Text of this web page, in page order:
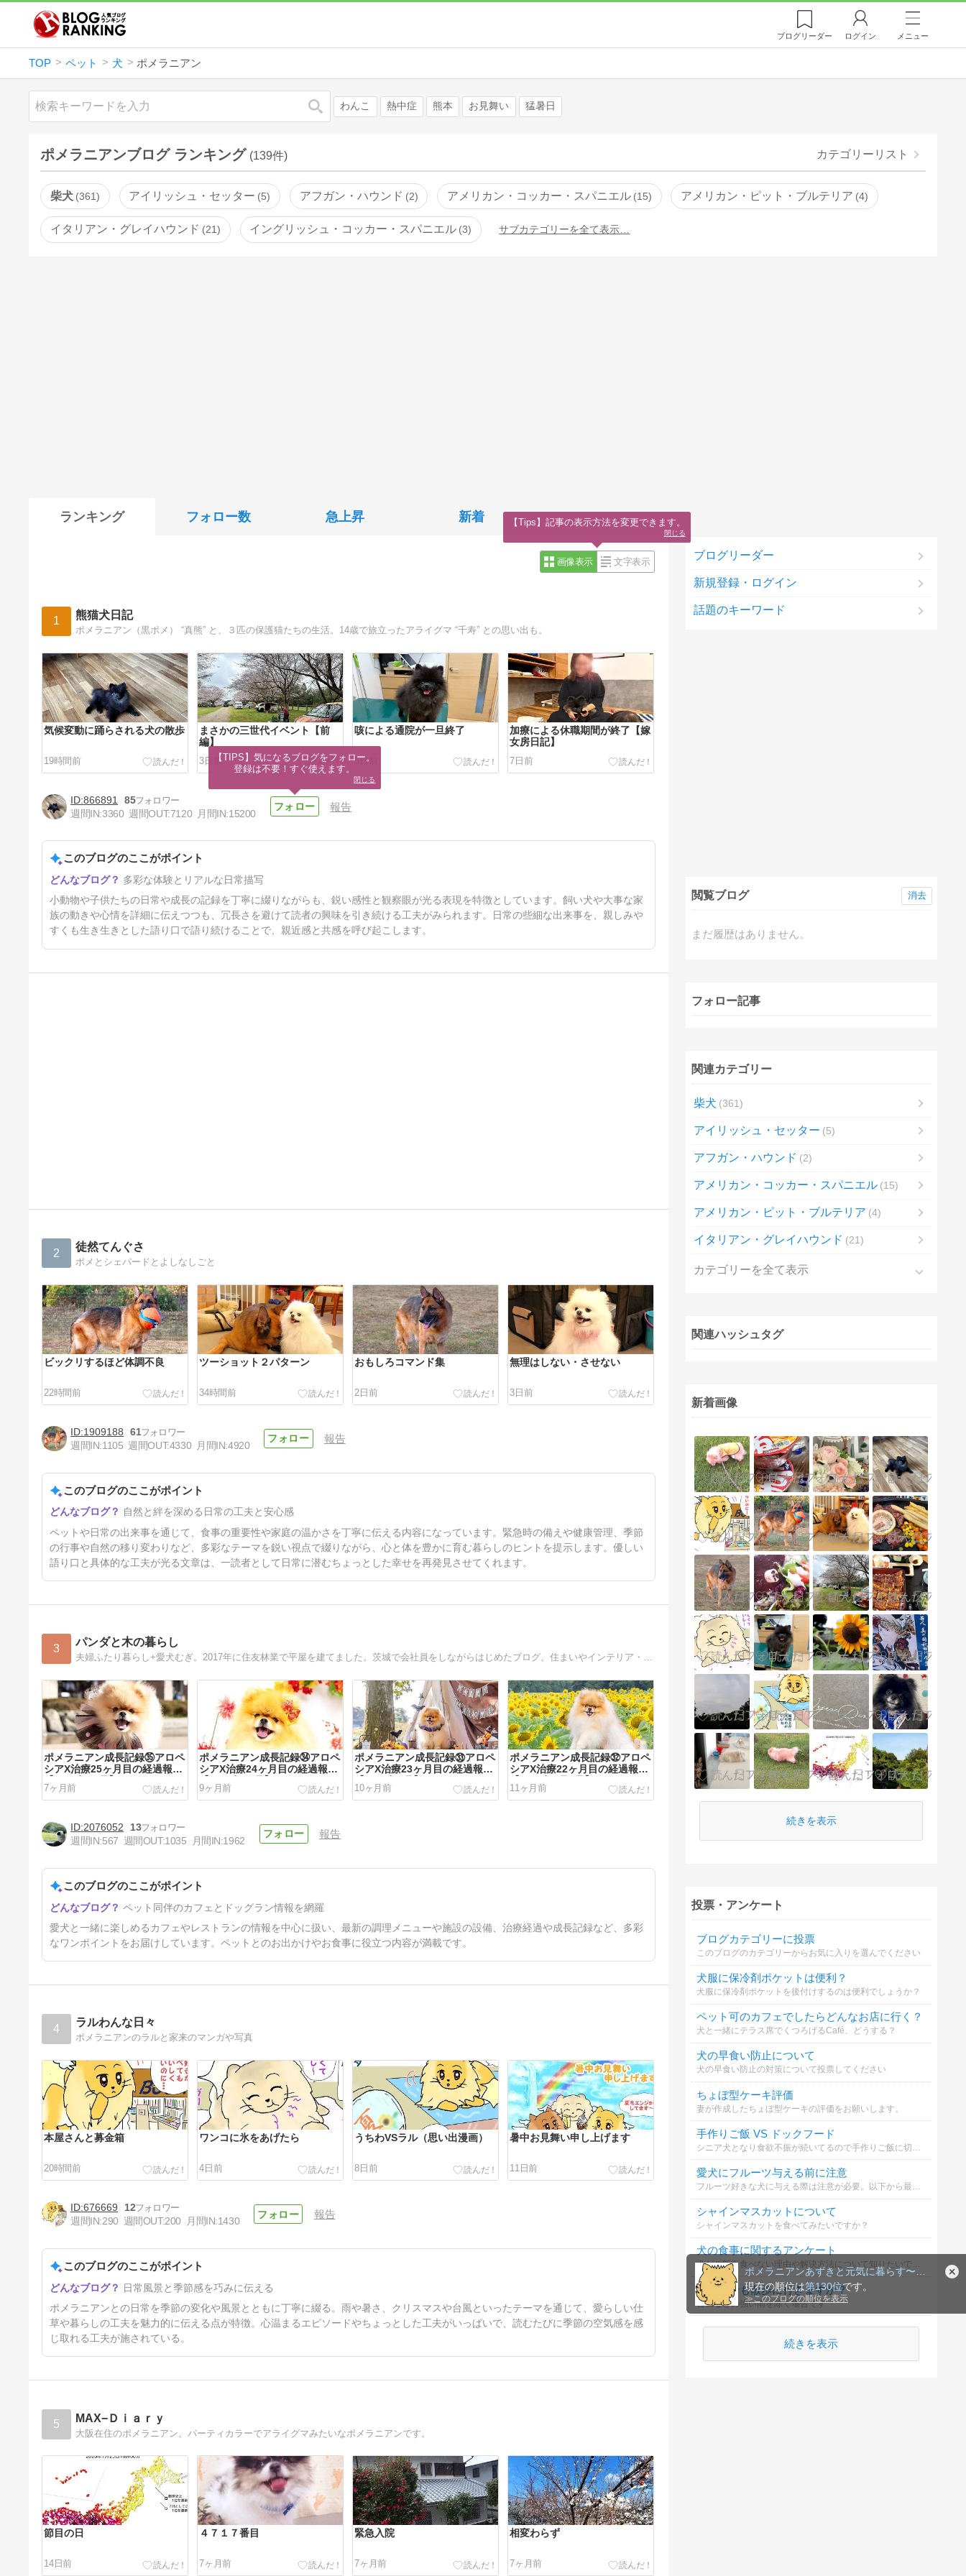
ポメラニアンあずきと元気に暮らす〜犬と一緒に健康に〜
現在の順位は第130位です。
≫ このブログの順位を表示
ブログリーダー ログイン メニュー
TOP ペット 犬 ポメラニアン
検索 わんこ 熱中症 熊本 お見舞い 猛暑日
ポメラニアンブログ ランキング (139件) カテゴリーリスト
柴犬 361 アイリッシュ・セッター 5 アフガン・ハウンド 2 アメリカン・コッカー・スパニエル 15 アメリカン・ピット・ブルテリア 4
イタリアン・グレイハウンド 21 イングリッシュ・コッカー・スパニエル 3 サブカテゴリーを全て表示…
ランキング フォロー数 急上昇 新着
画像表示 文字表示
1 熊猫犬日記
ポメラニアン（黒ポメ） “真熊” と、３匹の保護猫たちの生活。14歳で旅立ったアライグマ “千寿” との思い出も。
気候変動に踊らされる犬の散歩
19時間前
まさかの三世代イベント【前
編】
3日前
咳による通院が一旦終了
5日前
加療による休職期間が終了【嫁
女房日記】
7日前
7月29日、それは２つの節目
9日前
866891
85
週間IN:3360 週間OUT:7120 月間IN:15200
報告
このブログのここがポイント
多彩な体験とリアルな日常描写
小動物や子供たちの日常や成長の記録を丁寧に綴りながらも、鋭い感性と観察眼が光る表現を特徴としています。飼い犬や大事な家
族の動きや心情を詳細に伝えつつも、冗長さを避けて読者の興味を引き続ける工夫がみられます。日常の些細な出来事を、親しみや
すくも生き生きとした語り口で語り続けることで、親近感と共感を呼び起こします。
2 徒然てんぐさ
ポメとシェパードとよしなしごと
ビックリするほど体調不良
22時間前
ツーショット２パターン
34時間前
おもしろコマンド集
2日前
無理はしない・させない
3日前
感傷に浸るのはまだ早い？
3日前
1909188
61
週間IN:1105 週間OUT:4330 月間IN:4920
報告
このブログのここがポイント
自然と絆を深める日常の工夫と安心感
ペットや日常の出来事を通じて、食事の重要性や家庭の温かさを丁寧に伝える内容になっています。緊急時の備えや健康管理、季節
の行事や自然の移り変わりなど、多彩なテーマを鋭い視点で綴りながら、心と体を豊かに育む暮らしのヒントを提示します。優しい
語り口と具体的な工夫が光る文章は、一読者として日常に潜むちょっとした幸せを再発見させてくれます。
3 パンダと木の暮らし
夫婦ふたり暮らし+愛犬むぎ。2017年に住友林業で平屋を建てました。茨城で会社員をしながらはじめたブログ。住まいやインテリア・趣味のことなど、さまざまな出来事について書き記しています。
ポメラニアン成長記録㉟アロペ
シアX治療25ヶ月目の経過報告
【2025年11月】
7ヶ月前
ポメラニアン成長記録㉞アロペ
シアX治療24ヶ月目の経過報告
【2025年10月】
9ヶ月前
ポメラニアン成長記録㉝アロペ
シアX治療23ヶ月目の経過報告
【2025年9月】
10ヶ月前
ポメラニアン成長記録㉜アロペ
シアX治療22ヶ月目の経過報告
【2025年7月8月】
11ヶ月前
ポメラニアン成長記録㉛アロペ
シアX治療20ヶ月目の経過報告
1年前
2076052
13
週間IN:567 週間OUT:1035 月間IN:1962
報告
このブログのここがポイント
ペット同伴のカフェとドッグラン情報を網羅
愛犬と一緒に楽しめるカフェやレストランの情報を中心に扱い、最新の調理メニューや施設の設備、治療経過や成長記録など、多彩
なワンポイントをお届けしています。ペットとのお出かけやお食事に役立つ内容が満載です。
4 ラルわんな日々
ポメラニアンのラルと家来のマンガや写真
本屋さんと募金箱
20時間前
ワンコに氷をあげたら
4日前
うちわVSラル（思い出漫画）
8日前
暑中お見舞い申し上げます
11日前
涼風スポット
15日前
676669
12
週間IN:290 週間OUT:200 月間IN:1430
報告
このブログのここがポイント
日常風景と季節感を巧みに伝える
ポメラニアンとの日常を季節の変化や風景とともに丁寧に綴る。雨や暑さ、クリスマスや台風といったテーマを通じて、愛らしい仕
草や暮らしの工夫を魅力的に伝える点が特徴。心温まるエピソードやちょっとした工夫がいっぱいで、読むたびに季節の空気感を感
じ取れる工夫が施されている。
5 MAX−Ｄｉａｒｙ
大阪在住のポメラニアン。パーティカラーでアライグマみたいなポメラニアンです。
節目の日
14日前
４７１７番目
7ヶ月前
緊急入院
7ヶ月前
相変わらず
7ヶ月前
ブログリーダー
新規登録・ログイン
話題のキーワード
閲覧ブログ
まだ履歴はありません。
消去
フォロー記事
関連カテゴリー
柴犬 361
アイリッシュ・セッター 5
アフガン・ハウンド 2
アメリカン・コッカー・スパニエル 15
アメリカン・ピット・ブルテリア 4
イタリアン・グレイハウンド 21
カテゴリーを全て表示
関連ハッシュタグ
新着画像
続きを表示
投票・アンケート
ブログカテゴリーに投票
このブログのカテゴリーからお気に入りを選んでください
犬服に保冷剤ポケットは便利？
犬服に保冷剤ポケットを後付けするのは便利でしょうか？
ペット可のカフェでしたらどんなお店に行く？
犬と一緒にテラス席でくつろげるCafé、どうする？
犬の早食い防止について
犬の早食い防止の対策について投票してください
ちょぼ型ケーキ評価
妻が作成したちょぼ型ケーキの評価をお願いします。
手作りご飯 VS ドックフード
シニア犬となり食欲不振が続いてるので手作りご飯に切り替えました。手作りご飯を続けるべき？それとも他のドックフードを試すべき...。
愛犬にフルーツ与える前に注意
フルーツ好きな犬に与える際は注意が必要。以下から最も大切なことは？
シャインマスカットについて
シャインマスカットを食べてみたいですか？
犬の食事に関するアンケート
犬がご飯を食べない理由や解決方法について知りたいです。
雨の日でも散歩に行きますか？
台風などの強い雨を除く場合です
続きを表示
【TIPS】気になるブログをフォロー。
登録は不要！すぐ使えます。
閉じる
【Tips】記事の表示方法を変更できます。
閉じる